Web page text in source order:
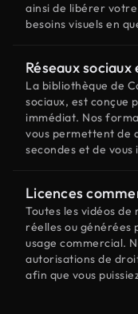
ainsi de libérer
besoins visuels en
Réseaux
La bibliothèque de
sociaux, est conçue
immédiat. Nos
vous permettent de
secondes et de vous
Licences
Toutes les vidéos
réelles ou générées
usage commercial.
autorisations de
afin que vous